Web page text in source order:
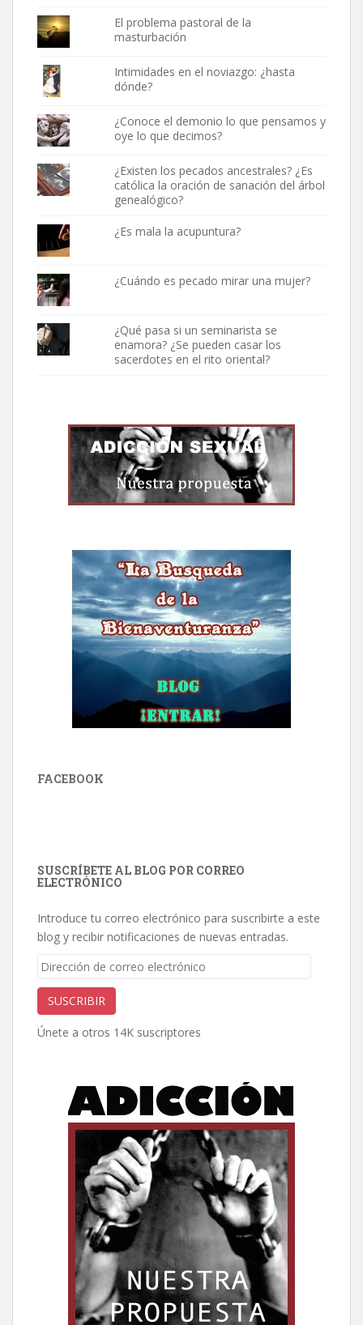
El problema pastoral de la
masturbación
Intimidades en el noviazgo: ¿hasta
dónde?
¿Conoce el demonio lo que pensamos y
oye lo que decimos?
¿Existen los pecados ancestrales? ¿Es
católica la oración de sanación del árbol
genealógico?
¿Es mala la acupuntura?
¿Cuándo es pecado mirar una mujer?
¿Qué pasa si un seminarista se
enamora? ¿Se pueden casar los
sacerdotes en el rito oriental?
FACEBOOK
SUSCRÍBETE AL BLOG POR CORREO
ELECTRÓNICO
Introduce tu correo electrónico para suscribirte a este
blog y recibir notificaciones de nuevas entradas.
Dirección
correo
electrónico
SUSCRIBIR
Únete a otros 14K suscriptores